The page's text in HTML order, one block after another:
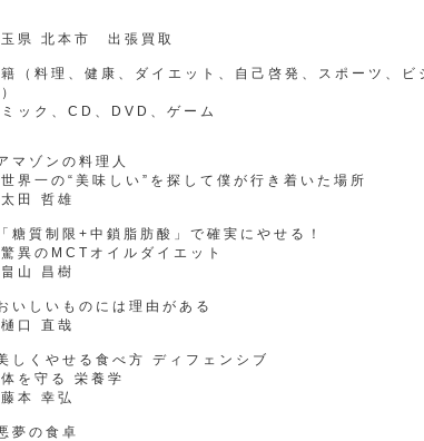
県 北本市 出張買取
（料理、健康、ダイエット、自己啓発、スポーツ、ビ
ック、CD、DVD、ゲーム
マゾンの料理人
一の“美味しい”を探して僕が行き着いた場所
田 哲雄
糖質制限+中鎖脂肪酸」で確実にやせる！
のMCTオイルダイエット
山 昌樹
いしいものには理由がある
口 直哉
しくやせる食べ方 ディフェンシブ
を守る 栄養学
本 幸弘
夢の食卓